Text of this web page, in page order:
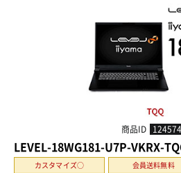
商品ID
LEVEL-18WG181-U7P-VKRX-
カスタマイズ○ 会員送料無料